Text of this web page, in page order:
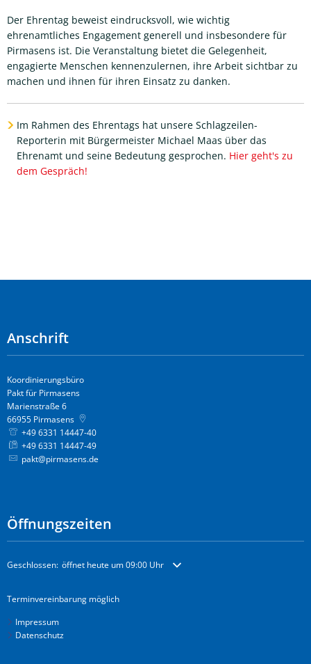
Der Ehrentag beweist eindrucksvoll, wie wichtig
ehrenamtliches Engagement generell und insbesondere für
Pirmasens ist. Die Veranstaltung bietet die Gelegenheit,
engagierte Menschen kennenzulernen, ihre Arbeit sichtbar zu
machen und ihnen für ihren Einsatz zu danken.
Im Rahmen des Ehrentags hat unsere Schlagzeilen-
Reporterin mit Bürgermeister Michael Maas über das
Ehrenamt und seine Bedeutung gesprochen. Hier geht's zu
dem Gespräch!
Anschrift
Koordinierungsbüro
Pakt für Pirmasens
Marienstraße 6
66955 Pirmasens
+49 6331 14447-40
+49 6331 14447-49
pakt@pirmasens.de
Öffnungszeiten
Klicken, um weitere Öffnungs- oder Schließzeiten auszublenden
Geschlossen: öffnet heute um 09:00 Uhr
Terminvereinbarung möglich
Impressum
Datenschutz